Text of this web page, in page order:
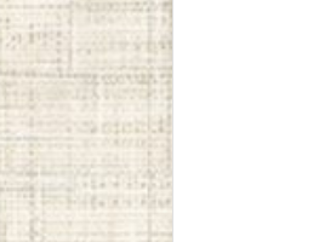
Purpose:
Este cookie armazena as opções
de consentimento selecionadas
pelo utilizador.
Cookie
duration:
1 year